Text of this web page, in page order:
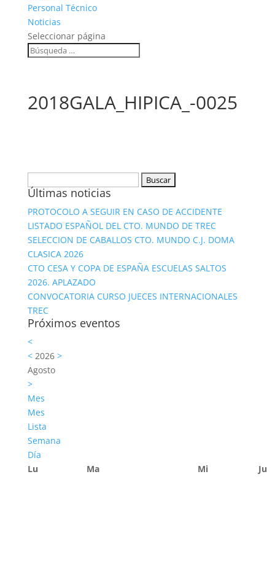
Personal Técnico
Noticias
Seleccionar página
2018GALA_HIPICA_-0025
Últimas noticias
PROTOCOLO A SEGUIR EN CASO DE ACCIDENTE
LISTADO ESPAÑOL DEL CTO. MUNDO DE TREC
SELECCION DE CABALLOS CTO. MUNDO C.J. DOMA
CLASICA 2026
CTO CESA Y COPA DE ESPAÑA ESCUELAS SALTOS
2026. APLAZADO
CONVOCATORIA CURSO JUECES INTERNACIONALES
TREC
Próximos eventos
<
<2026 >
Agosto
>
Mes
Mes
Lista
Semana
Día
Lu
Ma Mi Ju